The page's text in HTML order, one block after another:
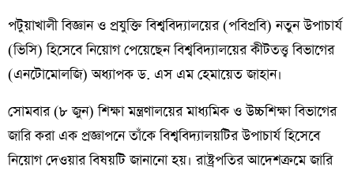
পটুয়াখালী বিজ্ঞান ও প্রযুক্তি বিশ্ববিদ্যালয়ের (পবিপ্রবি) নতুন উপাচার্য
(ভিসি) হিসেবে নিয়োগ পেয়েছেন বিশ্ববিদ্যালয়ের কীটতত্ত্ব বিভাগের
(এনটোমোলজি) অধ্যাপক ড. এস এম হেমায়েত জাহান।
সোমবার (৮ জুন) শিক্ষা মন্ত্রণালয়ের মাধ্যমিক ও উচ্চশিক্ষা বিভাগের
জারি করা এক প্রজ্ঞাপনে তাঁকে বিশ্ববিদ্যালয়টির উপাচার্য হিসেবে
নিয়োগ দেওয়ার বিষয়টি জানানো হয়। রাষ্ট্রপতির আদেশক্রমে জারি